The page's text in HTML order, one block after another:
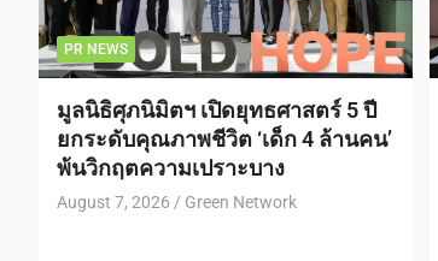
PR NEWS
มูลนิธิศุภนิมิตฯ เปิดยุทธศาสตร์ 5 ปี
ยกระดับคุณภาพชีวิต ‘เด็ก 4 ล้านคน’
พ้นวิกฤตความเปราะบาง
August 7, 2026 Green Network